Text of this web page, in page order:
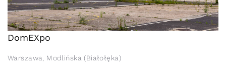
DomEXpo
Warszawa, Modlińska (Białołęka)